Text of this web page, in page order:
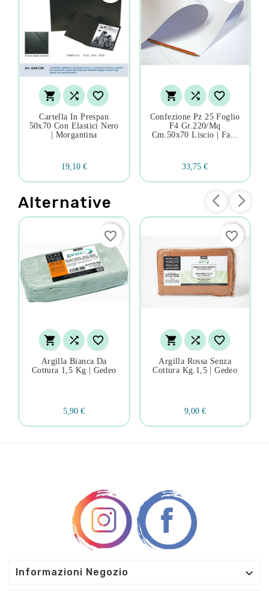
  
Cartella In Prespan
50x70 Con Elastici Nero
| Morgantina
19,10 €
  
Confezione Pz 25 Foglio
F4 Gr.220/mq
Cm.50x70 Liscio | Fa...
33,75 €
Alternative
  
Argilla Bianca Da
Cottura 1,5 Kg | Gedeo
5,90 €
favorite_border
  
Argilla Rossa Senza
Cottura Kg.1,5 | Gedeo
9,00 €
favorite_border
Informazioni Negozio 